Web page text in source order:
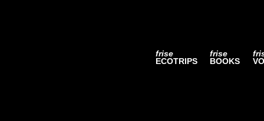
frise
ECOTRIPS
frise
BOOKS